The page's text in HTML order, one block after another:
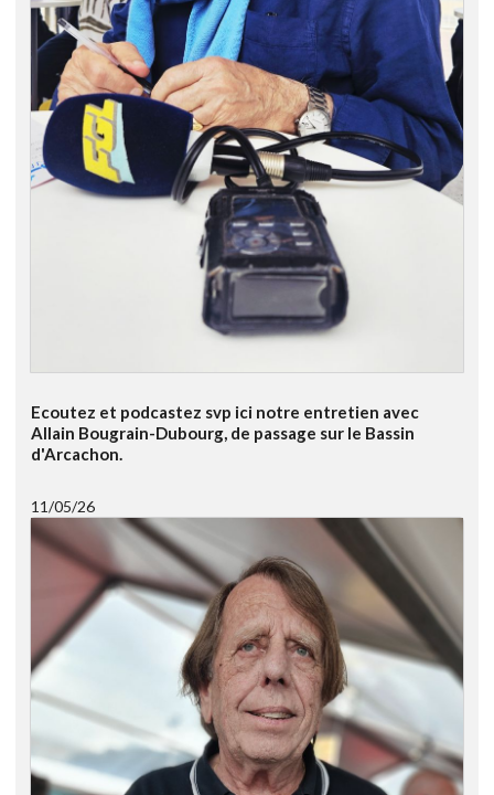
Ecoutez et podcastez svp ici notre entretien avec
Allain Bougrain-Dubourg, de passage sur le Bassin
d'Arcachon.
11/05/26